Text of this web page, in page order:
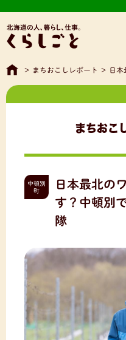
> まちおこしレポート > 日本最
まちおこ
中頓別
町
日本最北の
す？中頓別
隊